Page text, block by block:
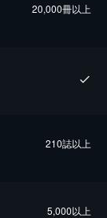
20,000冊以上
210誌以上
5,000以上